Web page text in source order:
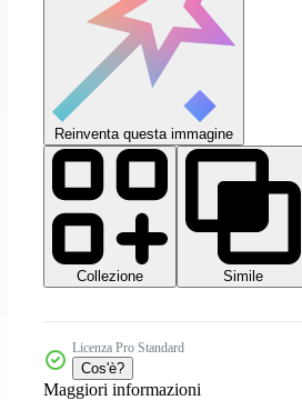
Reinventa questa immagine
Collezione
Simile
Licenza Pro Standard
Cos'è?
Maggiori informazioni